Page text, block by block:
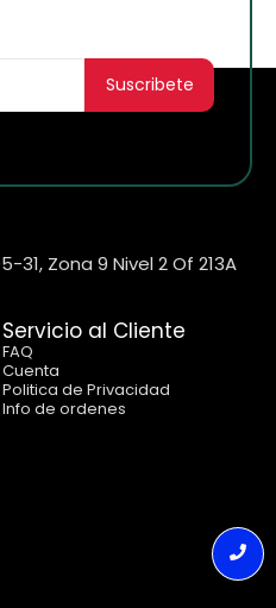
Suscribete
31, Zona 9 Nivel 2 Of 213A
Servicio al Cliente
FAQ
Cuenta
Politica de Privacidad
Info de ordenes